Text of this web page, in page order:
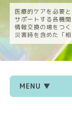
医療的ケアを必要
サポートする各機関
情報交換の場をつく
災害時を含めた「
MENU ▼